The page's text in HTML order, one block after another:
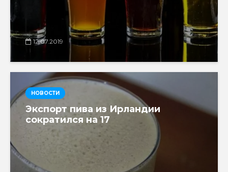
12.07.2019
НОВОСТИ
Экспорт пива из Ирландии
сократился на 17